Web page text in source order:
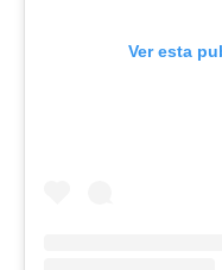
Ver esta